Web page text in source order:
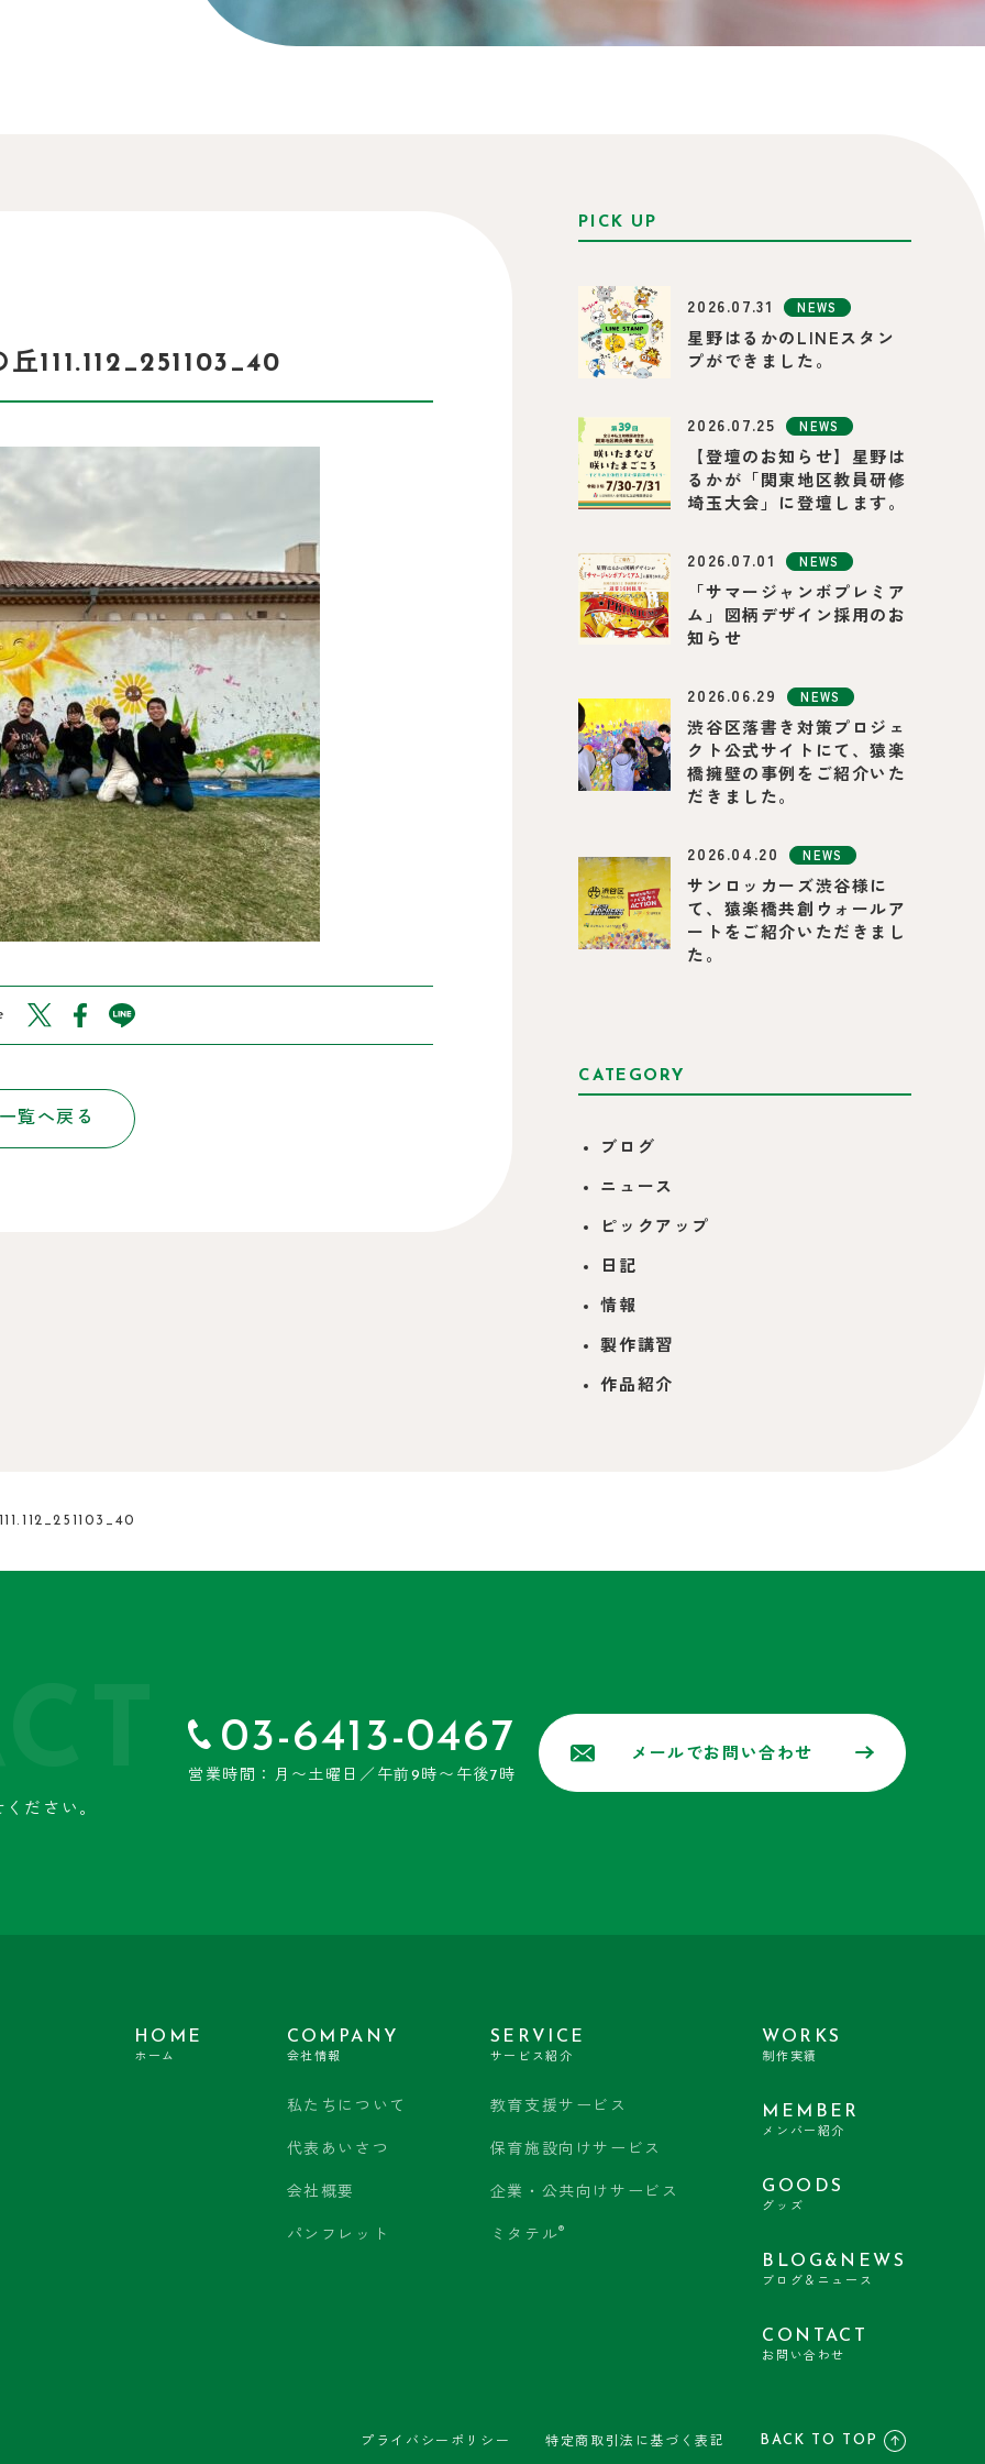
111.112_251103_40
覧へ戻る
PICK UP
2026.07.31 NEWS
星野はるかのLINEスタン
プができました。
2026.07.25 NEWS
【登壇のお知らせ】星野は
るかが「関東地区教員研修
埼玉大会」に登壇します。
2026.07.01 NEWS
「サマージャンボプレミア
ム」図柄デザイン採用のお
知らせ
2026.06.29 NEWS
渋谷区落書き対策プロジェ
クト公式サイトにて、猿楽
橋擁壁の事例をご紹介いた
だきました。
2026.04.20 NEWS
サンロッカーズ渋谷様に
て、猿楽橋共創ウォールア
ートをご紹介いただきまし
た。
CATEGORY
ブログ
ニュース
ピックアップ
日記
情報
製作講習
作品紹介
ださい。
03-6413-0467
営業時間：月〜土曜日／午前9時〜午後7時
メールでお問い合わせ
HOME
ホーム
COMPANY
会社情報
私たちについて
代表あいさつ
会社概要
パンフレット
SERVICE
サービス紹介
教育支援サービス
保育施設向けサービス
企業・公共向けサービス
ミタテル®
WORKS
制作実績
MEMBER
メンバー紹介
GOODS
グッズ
BLOG&NEWS
ブログ＆ニュース
CONTACT
お問い合わせ
プライバシーポリシー 特定商取引法に基づく表記 BACK TO TOP